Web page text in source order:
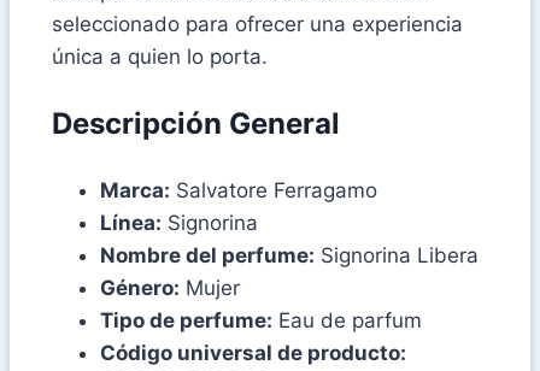
seleccionado para ofrecer una experiencia
única a quien lo porta.
Descripción General
Marca: Salvatore Ferragamo
Línea: Signorina
Nombre del perfume: Signorina Libera
Género: Mujer
Tipo de perfume: Eau de parfum
Código universal de producto: